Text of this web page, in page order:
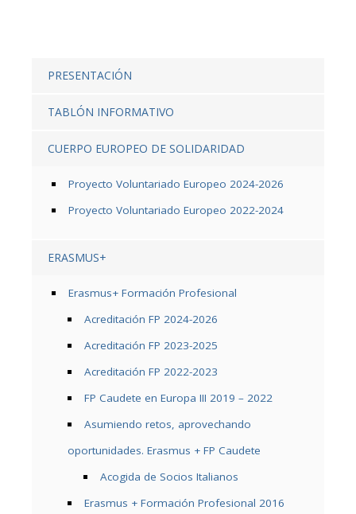
PRESENTACIÓN
TABLÓN INFORMATIVO
CUERPO EUROPEO DE SOLIDARIDAD
Proyecto Voluntariado Europeo 2024-2026
Proyecto Voluntariado Europeo 2022-2024
ERASMUS+
Erasmus+ Formación Profesional
Acreditación FP 2024-2026
Acreditación FP 2023-2025
Acreditación FP 2022-2023
FP Caudete en Europa III 2019 – 2022
Asumiendo retos, aprovechando
oportunidades. Erasmus + FP Caudete
Acogida de Socios Italianos
Erasmus + Formación Profesional 2016